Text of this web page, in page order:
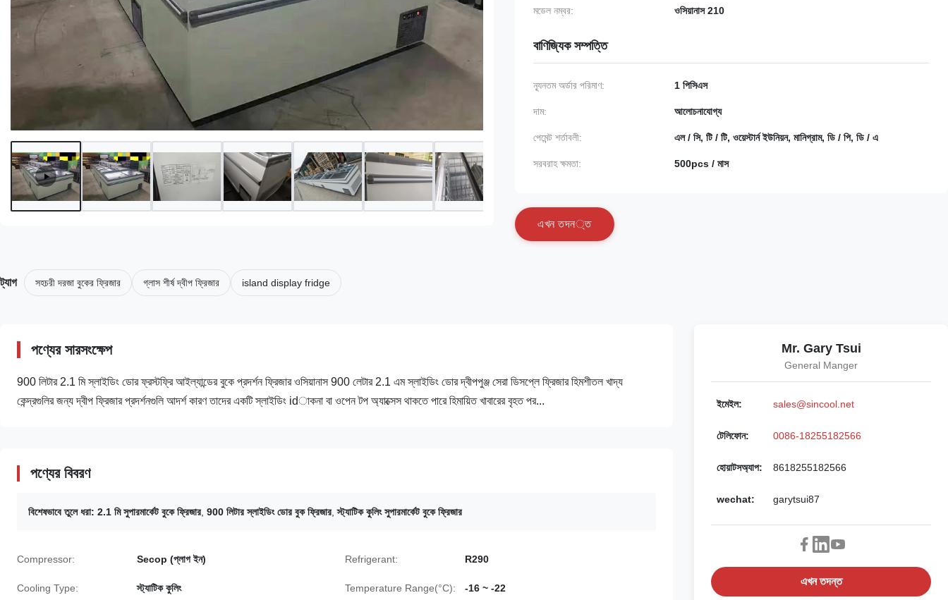
মডেল নম্বর: ওসিয়ানাস 210
বাণিজ্যিক সম্পত্তি
ন্যূনতম অর্ডার পরিমাণ: 1 পিসিএস
দাম: আলোচনাযোগ্য
পেমেন্ট শর্তাবলী: এল / সি, টি / টি, ওয়েস্টার্ন ইউনিয়ন, মানিগ্রাম, ডি / পি, ডি / এ
সরবরাহ ক্ষমতা: 500pcs / মাস
এখন তদন্ত
ট্যাগ সহচরী দরজা বুকের ফ্রিজার গ্লাস শীর্ষ দ্বীপ ফ্রিজার island display fridge
পণ্যের সারসংক্ষেপ
900 লিটার 2.1 মি স্লাইডিং ডোর ফ্রস্টফ্রি আইল্যান্ডের বুকে প্রদর্শন ফ্রিজার ওসিয়ানাস 900 লেটার 2.1 এম স্লাইডিং ডোর দ্বীপপুঞ্জ সেরা ডিসপ্লে ফ্রিজার হিমশীতল খাদ্য
কেন্দ্রগুলির জন্য দ্বীপ ফ্রিজার প্রদর্শনগুলি আদর্শ কারণ তাদের একটি স্লাইডিং idাকনা বা ওপেন টপ অ্যাক্সেস থাকতে পারে হিমায়িত খাবারের বৃহত পর...
পণ্যের বিবরণ
বিশেষভাবে তুলে ধরা: 2.1 মি সুপারমার্কেট বুকে ফ্রিজার 900 লিটার স্লাইডিং ডোর বুক ফ্রিজার ,স্ট্যাটিক কুলিং সুপারমার্কেট বুকে ফ্রিজার
Compressor: Secop (প্লাগ ইন) Refrigerant: R290
Cooling Type: স্ট্যাটিক কুলিং Temperature Range(°C): -16 ~ -22
Mr. Gary Tsui
General Manger
ইমেইল: sales@sincool.net
টেলিফোন: 0086-18255182566
হোয়াটসঅ্যাপ: 8618255182566
wechat: garytsui87
এখন তদন্ত